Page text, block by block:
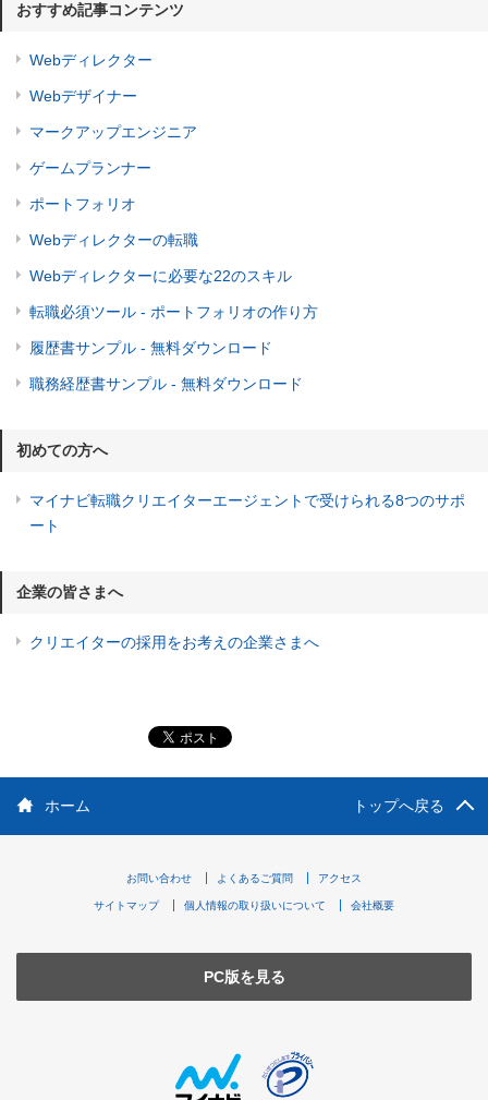
おすすめ記事コンテンツ
Webディレクター
Webデザイナー
マークアップエンジニア
ゲームプランナー
ポートフォリオ
Webディレクターの転職
Webディレクターに必要な22のスキル
転職必須ツール - ポートフォリオの作り方
履歴書サンプル - 無料ダウンロード
職務経歴書サンプル - 無料ダウンロード
初めての方へ
マイナビ転職クリエイターエージェントで受けられる8つのサポ
ート
企業の皆さまへ
クリエイターの採用をお考えの企業さまへ
ホーム トップへ戻る
お問い合わせ よくあるご質問 アクセス
サイトマップ 個人情報の取り扱いについて 会社概要
PC版を見る